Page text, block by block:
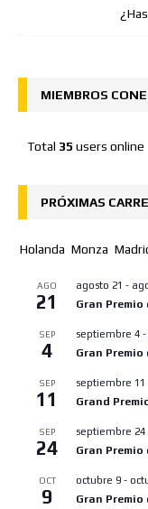
MIEMBROS
Total 35 users online
PRÓXIMAS
Holanda Monza
AGO
21
agosto 21 -
Gran Premio
SEP
4
septiembre 4 -
Gran
SEP
11
septiembre 11
Grand
SEP
24
septiembre 24
Gran Premio
OCT
9
octubre 9 -
Gran Premio